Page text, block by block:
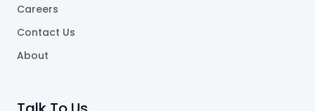
Careers
Contact Us
About